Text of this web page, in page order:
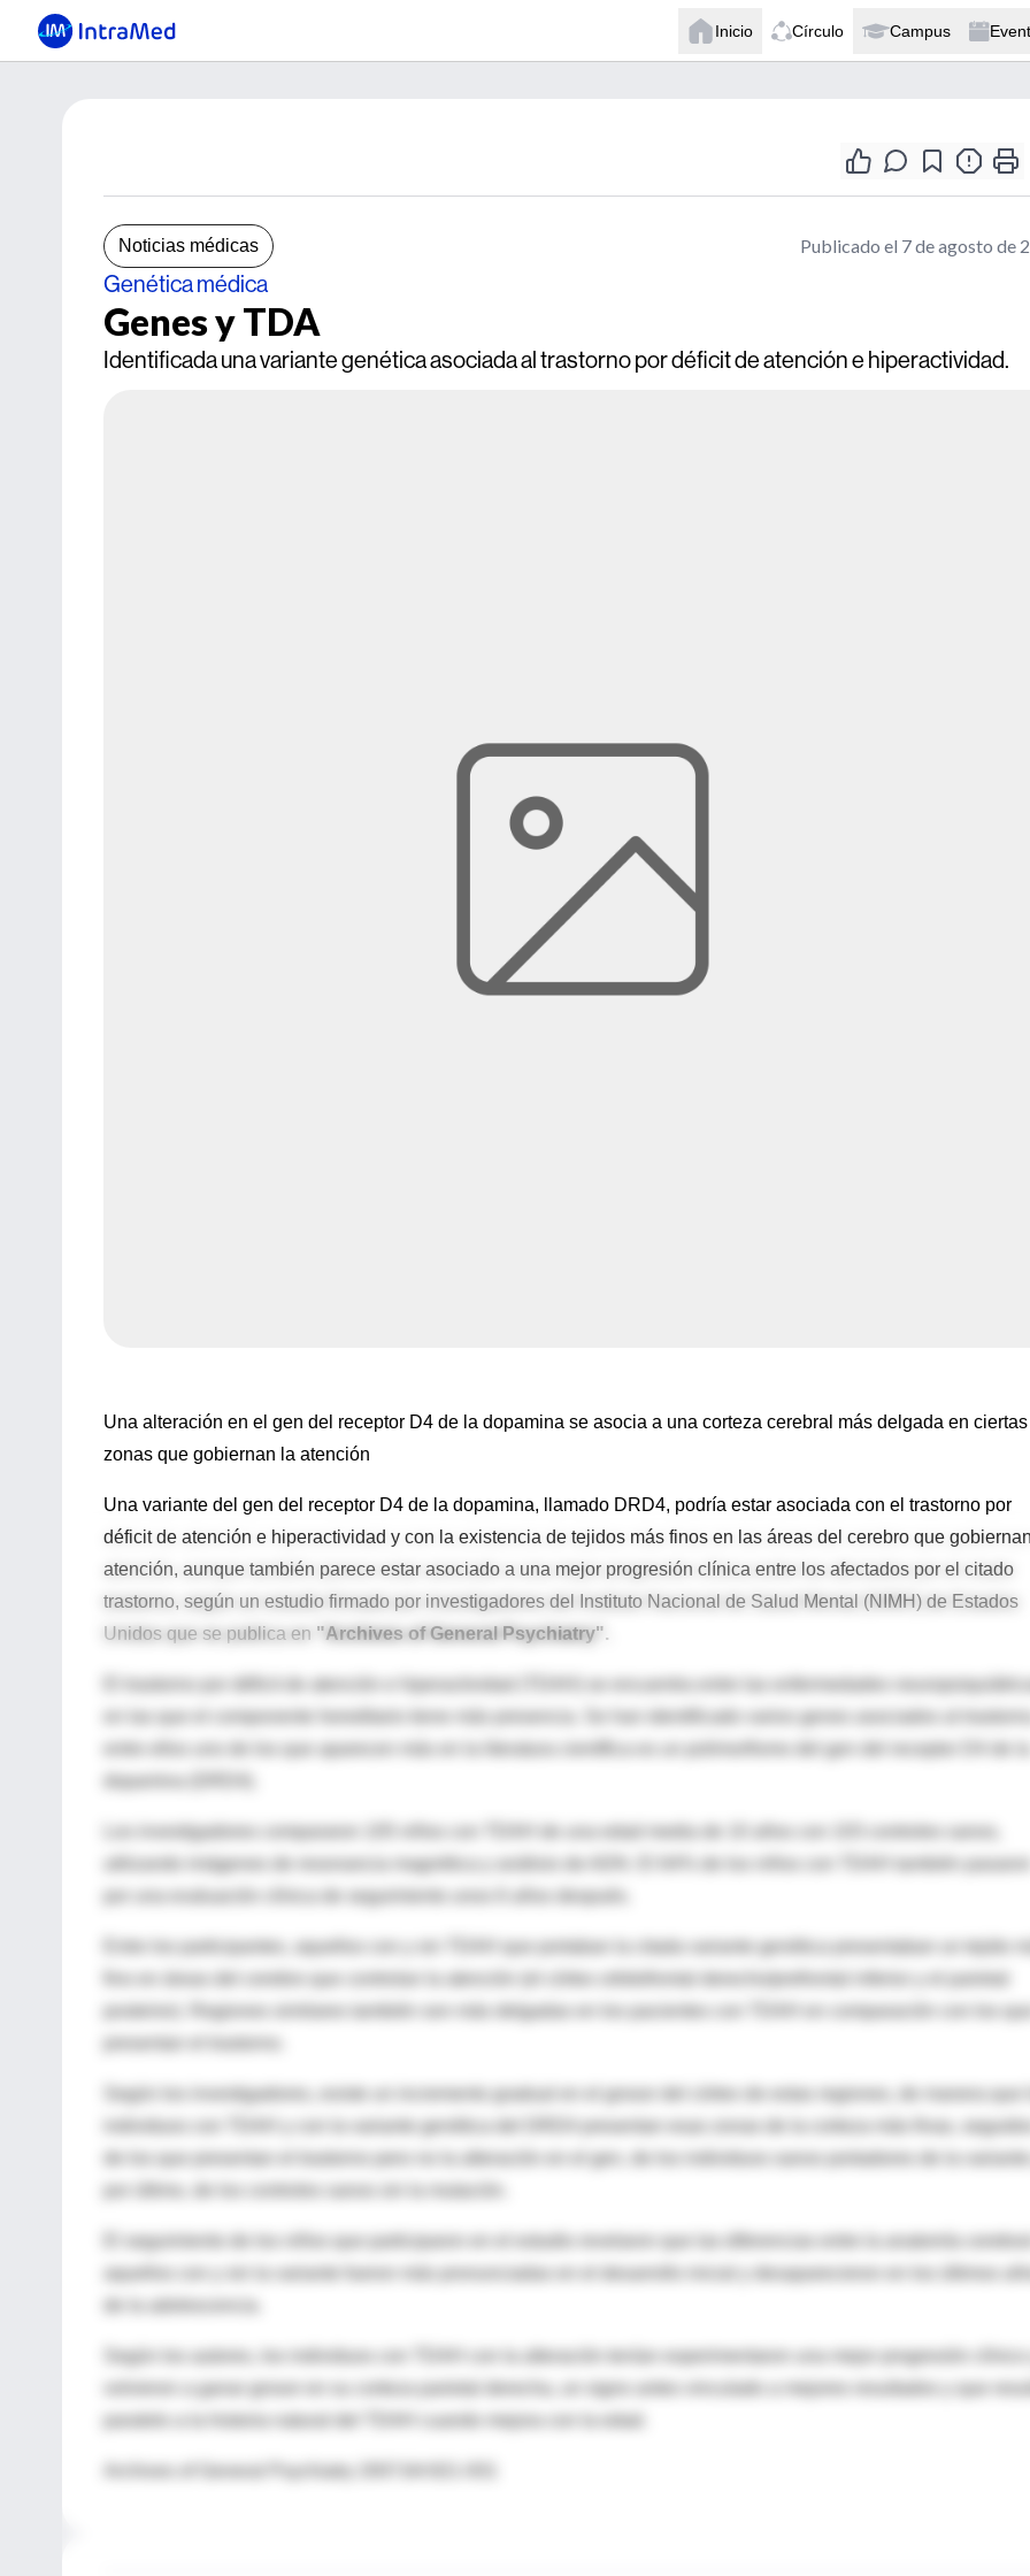
Inicio Círculo Campus
Noticias médicas Publicado el 7 de agosto de
Genética médica
Genes y TDA
Identificada una variante genética asociada al trastorno por déficit de atención e hiperactividad.
Una alteración en el gen del receptor D4 de la dopamina se asocia a una corteza cerebral más delgada en ciertas
zonas que gobiernan la atención
Una variante del gen del receptor D4 de la dopamina, llamado DRD4, podría estar asociada con el trastorno por
déficit de atención e hiperactividad y con la existencia de tejidos más finos en las áreas del cerebro que
atención, aunque también parece estar asociado a una mejor progresión clínica entre los afectados por el citado
trastorno, según un estudio firmado por investigadores del Instituto Nacional de Salud Mental (NIMH) de Estados
Unidos que se publica en "Archives of General Psychiatry".
El trastorno por déficit de atención e hiperactividad (TDAH) se encuentra entre las enfermedades
en las que el componente hereditario tiene más presencia. Se han identificado varios genes asociados al
entre ellos uno de los que aparecen más en la literatura científica es un polimorfismo del gen del receptor D4 de la
dopamina (DRD4).
Los investigadores compararon 105 niños con TDAH de una edad media de 10 años con 103 controles sanos,
utilizando imágenes de resonancia magnética y análisis de ADN. El 64% de los niños con TDAH también
por una evaluación clínica de seguimiento unos 6 años después.
Entre los participantes, aquellos con y sin TDAH que portaban la citada variante genética presentaban un tejido
posterior). Regiones similares también son más delgadas en los pacientes con TDAH en comparación con los
Según los investigadores, existe un incremento gradual en el grosor del córtex de estas regiones, de manera que
individuos con TDAH y con la variante genética del DRD4 presentan esas zonas de la corteza más finas,
de los que presentan el trastorno pero no la alteración en el gen, de los individuos sanos portadores de la
El seguimiento de los niños que participaron en el estudio revelaron que las diferencias entre la anatomía
aquellos con y sin la variante fueron más pronunciadas en el desarrollo inicial y desaparecieron en los últimos
Según los autores, los individuos con TDAH con la alteración tenían experimentaron una mejor progresión clínico
volvieron a ganar grosor en su corteza parietal derecha, un signo antes vinculado a mejores resultados y que